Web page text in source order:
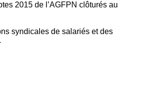
2015 de l’AGFPN clôturés au
syndicales de salariés et des